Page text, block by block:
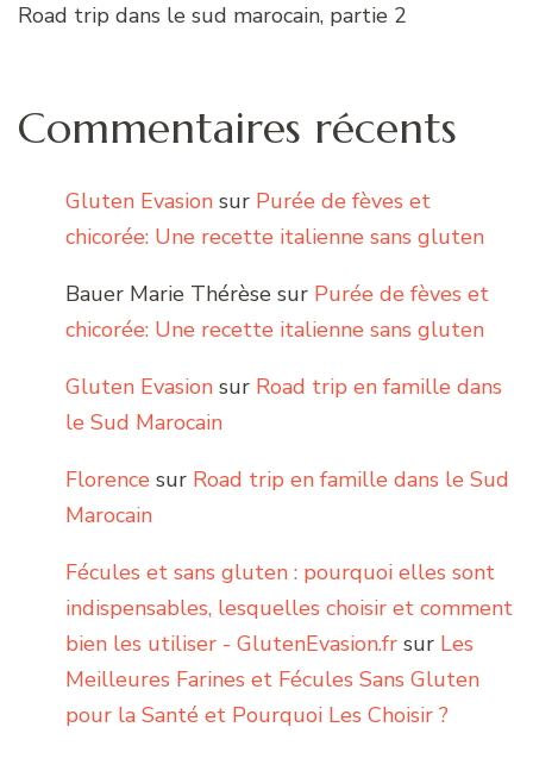
Road trip dans le sud marocain, partie 2
Commentaires récents
Gluten Evasion sur Purée de fèves et
chicorée: Une recette italienne sans gluten
Bauer Marie Thérèse sur Purée de fèves et
chicorée: Une recette italienne sans gluten
Gluten Evasion sur Road trip en famille dans
le Sud Marocain
Florence sur Road trip en famille dans le Sud
Marocain
Fécules et sans gluten : pourquoi elles sont
indispensables, lesquelles choisir et comment
bien les utiliser - GlutenEvasion.fr sur Les
Meilleures Farines et Fécules Sans Gluten
pour la Santé et Pourquoi Les Choisir ?